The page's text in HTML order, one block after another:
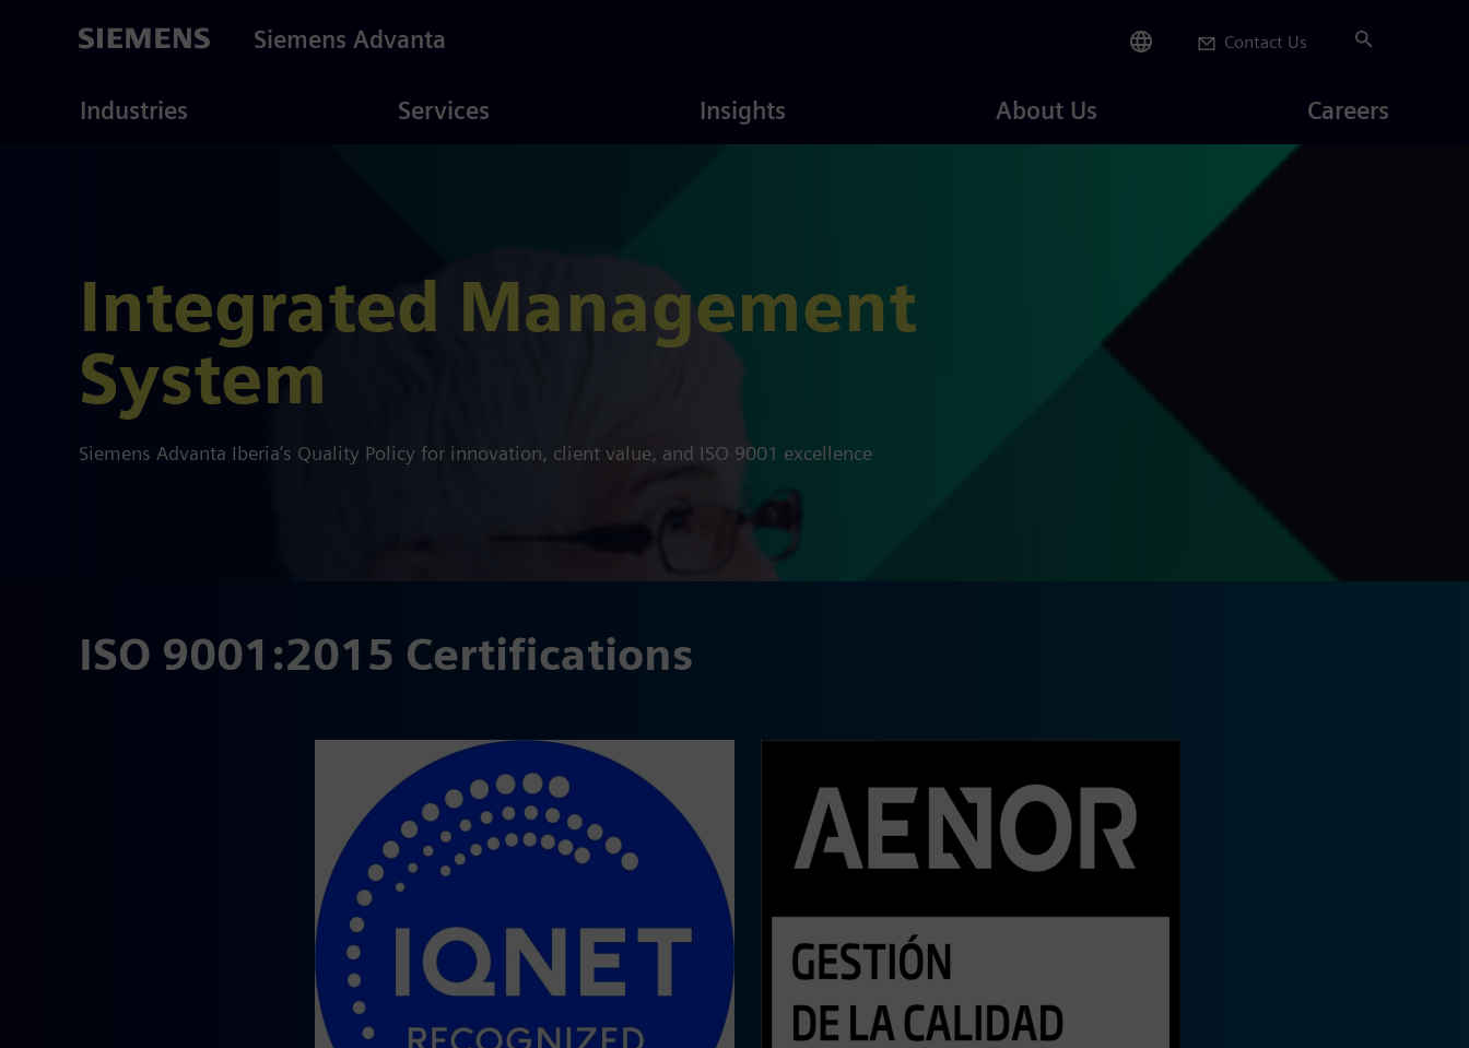
Siemens Advanta Contact Us
Industries Services Insights About Us Careers
Integrated Management
System
Siemens Advanta Iberia’s Quality Policy for innovation, client value, and ISO 9001 excellence
ISO 9001:2015 Certifications